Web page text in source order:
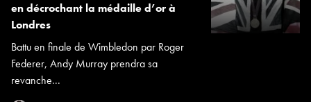
en décrochant la médaille d’or à
Londres
Battu en finale de Wimbledon par Roger
Federer, Andy Murray prendra sa
revanche...